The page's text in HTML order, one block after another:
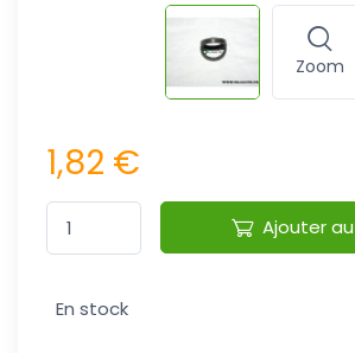
Zoom
1,82 €
Ajouter
En stock